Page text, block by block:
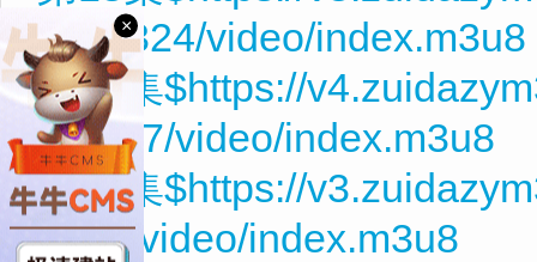
wHD324/video/index.m3u8
第19集$https://
F3M27/video/index.m3u8
第20集$https://
hL27/video/index.m3u8
×